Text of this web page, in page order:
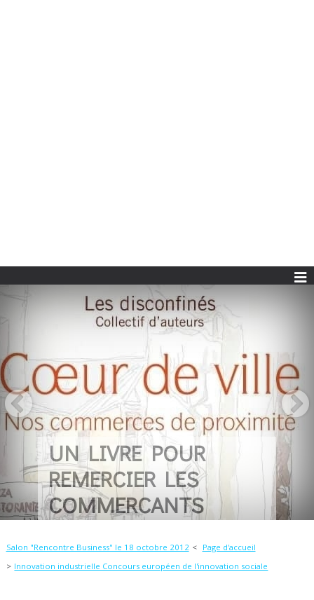
UN LIVRE POUR
REMERCIER LES
COMMERCANTS
Salon "Rencontre Business" le 18 octobre 2012
Page d'accueil
Innovation industrielle Concours européen de l'innovation sociale